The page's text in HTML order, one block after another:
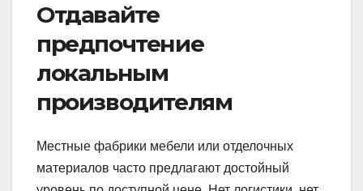
Отдавайте
предпочтение
локальным
производителям
Местные фабрики мебели или отделочных
материалов часто предлагают достойный